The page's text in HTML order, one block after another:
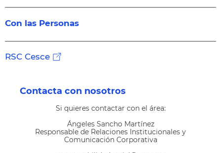
Con las Personas
RSC Cesce
Contacta con nosotros
Si quieres contactar con el área:
Ángeles Sancho Martínez
Responsable de Relaciones Institucionales y
Comunicación Corporativa